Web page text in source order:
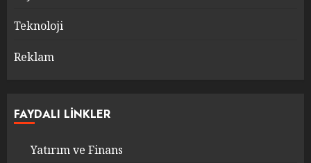
Teknoloji
Reklam
FAYDALI LINKLER
Yatırım ve Finans